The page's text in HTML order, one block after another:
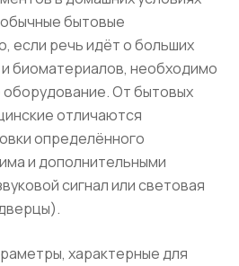
бытовые
если речь идёт о больших
биоматериалов, необходимо
От бытовых
отличаются
определённого
и дополнительными
сигнал или световая
характерные для